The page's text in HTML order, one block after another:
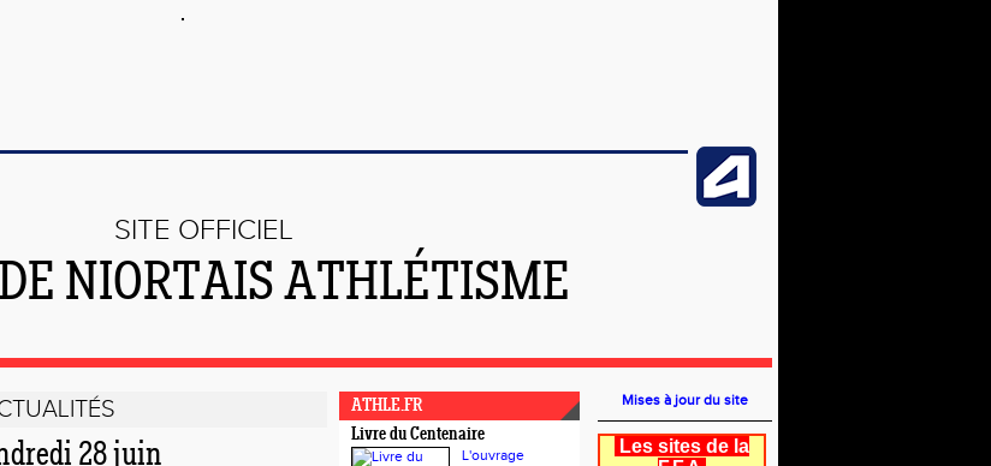
SITE OFFICIEL
NIORTAIS ATHLÉTISME
28 juin
ATHLE.FR
Livre du Centenaire
L'ouvrage
Mises à jour du site
Les sites de la